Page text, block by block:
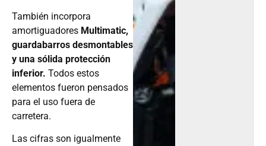
También incorpora
amortiguadores Multimatic,
guardabarros desmontables
y una sólida protección
inferior. Todos estos
elementos fueron pensados
para el uso fuera de
carretera.
Las cifras son igualmente